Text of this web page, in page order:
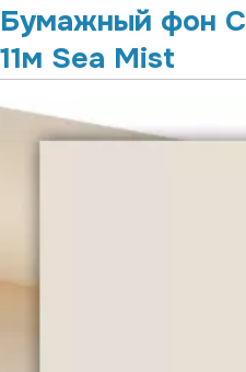
Бумажный фон
11м Sea Mist